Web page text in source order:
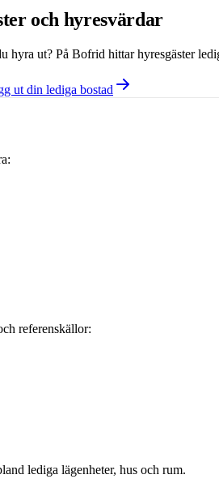
och hyresvärdar
hyra ut? På Bofrid hittar hyresgäster
ut din lediga bostad
referenskällor:
lediga lägenheter, hus och rum.